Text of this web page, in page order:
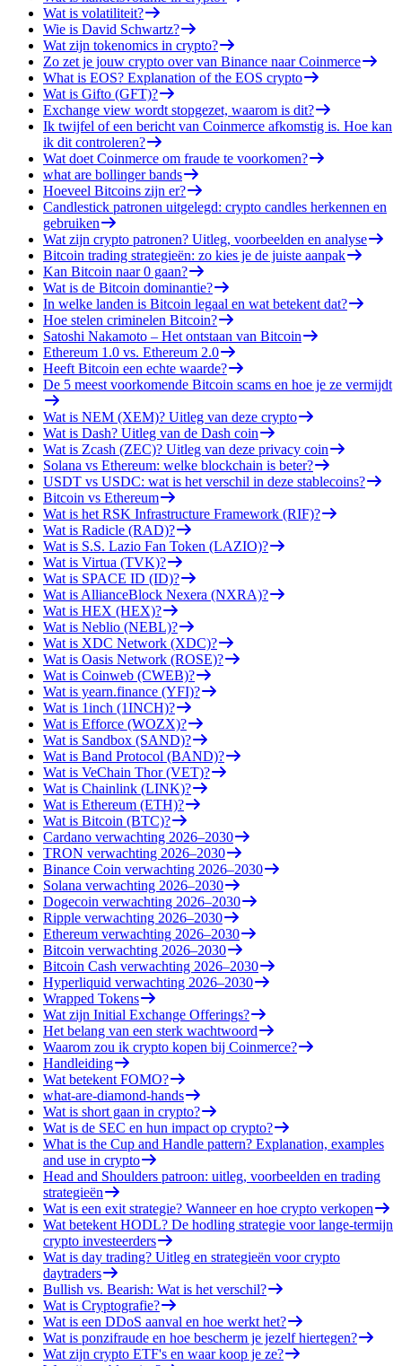
Wat is volatiliteit?
Wie is David Schwartz?
Wat zijn tokenomics in crypto?
Zo zet je jouw crypto over van Binance naar Coinmerce
What is EOS? Explanation of the EOS crypto
Wat is Gifto (GFT)?
Exchange view wordt stopgezet, waarom is dit?
Ik twijfel of een bericht van Coinmerce afkomstig is. Hoe kan
ik dit controleren?
Wat doet Coinmerce om fraude te voorkomen?
what are bollinger bands
Hoeveel Bitcoins zijn er?
Candlestick patronen uitgelegd: crypto candles herkennen en
gebruiken
Wat zijn crypto patronen? Uitleg, voorbeelden en analyse
Bitcoin trading strategieën: zo kies je de juiste aanpak
Kan Bitcoin naar 0 gaan?
Wat is de Bitcoin dominantie?
In welke landen is Bitcoin legaal en wat betekent dat?
Hoe stelen criminelen Bitcoin?
Satoshi Nakamoto – Het ontstaan van Bitcoin
Ethereum 1.0 vs. Ethereum 2.0
Heeft Bitcoin een echte waarde?
De 5 meest voorkomende Bitcoin scams en hoe je ze vermijdt
Wat is NEM (XEM)? Uitleg van deze crypto
Wat is Dash? Uitleg van de Dash coin
Wat is Zcash (ZEC)? Uitleg van deze privacy coin
Solana vs Ethereum: welke blockchain is beter?
USDT vs USDC: wat is het verschil in deze stablecoins?
Bitcoin vs Ethereum
Wat is het RSK Infrastructure Framework (RIF)?
Wat is Radicle (RAD)?
Wat is S.S. Lazio Fan Token (LAZIO)?
Wat is Virtua (TVK)?
Wat is SPACE ID (ID)?
Wat is AllianceBlock Nexera (NXRA)?
Wat is HEX (HEX)?
Wat is Neblio (NEBL)?
Wat is XDC Network (XDC)?
Wat is Oasis Network (ROSE)?
Wat is Coinweb (CWEB)?
Wat is yearn.finance (YFI)?
Wat is 1inch (1INCH)?
Wat is Efforce (WOZX)?
Wat is Sandbox (SAND)?
Wat is Band Protocol (BAND)?
Wat is VeChain Thor (VET)?
Wat is Chainlink (LINK)?
Wat is Ethereum (ETH)?
Wat is Bitcoin (BTC)?
Cardano verwachting 2026–2030
TRON verwachting 2026–2030
Binance Coin verwachting 2026–2030
Solana verwachting 2026–2030
Dogecoin verwachting 2026–2030
Ripple verwachting 2026–2030
Ethereum verwachting 2026–2030
Bitcoin verwachting 2026–2030
Bitcoin Cash verwachting 2026–2030
Hyperliquid verwachting 2026–2030
Wrapped Tokens
Wat zijn Initial Exchange Offerings?
Het belang van een sterk wachtwoord
Waarom zou ik crypto kopen bij Coinmerce?
Handleiding
Wat betekent FOMO?
what-are-diamond-hands
Wat is short gaan in crypto?
Wat is de SEC en hun impact op crypto?
What is the Cup and Handle pattern? Explanation, examples
and use in crypto
Head and Shoulders patroon: uitleg, voorbeelden en trading
strategieën
Wat is een exit strategie? Wanneer en hoe crypto verkopen
Wat betekent HODL? De hodling strategie voor lange-termijn
crypto investeerders
Wat is day trading? Uitleg en strategieën voor crypto
daytraders
Bullish vs. Bearish: Wat is het verschil?
Wat is Cryptografie?
Wat is een DDoS aanval en hoe werkt het?
Wat is ponzifraude en hoe bescherm je jezelf hiertegen?
Wat zijn crypto ETF's en waar koop je ze?